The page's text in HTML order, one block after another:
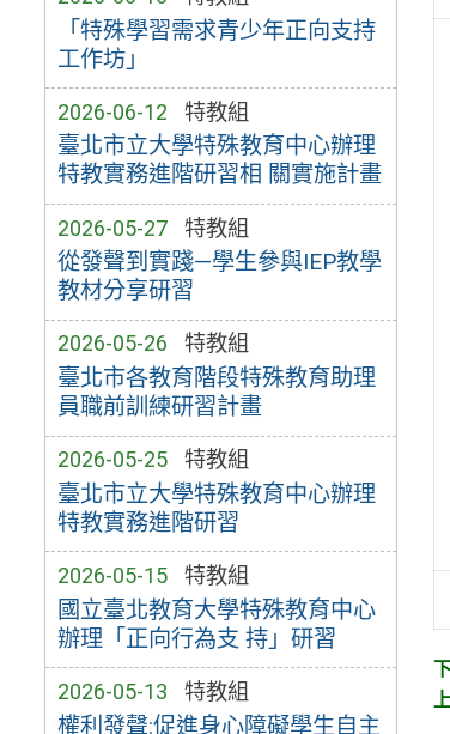
「特殊學習需求青少年正向支持
工作坊」
2026-06-12 特教組
臺北市立大學特殊教育中心辦理
特教實務進階研習相 關實施計畫
2026-05-27 特教組
從發聲到實踐—學生參與IEP教學
教材分享研習
2026-05-26 特教組
臺北市各教育階段特殊教育助理
員職前訓練研習計畫
2026-05-25 特教組
臺北市立大學特殊教育中心辦理
特教實務進階研習
2026-05-15 特教組
國立臺北教育大學特殊教育中心
辦理「正向行為支 持」研習
2026-05-13 特教組
權利發聲:促進身心障礙學生自主